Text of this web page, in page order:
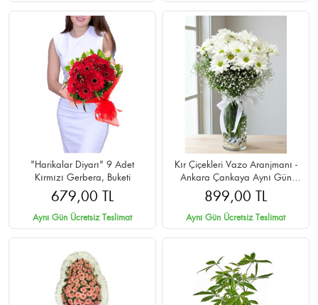
"Harikalar Diyarı" 9 Adet
Kırmızı Gerbera, Buketi
679,00 TL
Aynı Gün Ücretsiz Teslimat
Kır Çiçekleri Vazo Aranjmanı -
Ankara Çankaya Aynı Gün
Teslim
899,00 TL
Aynı Gün Ücretsiz Teslimat